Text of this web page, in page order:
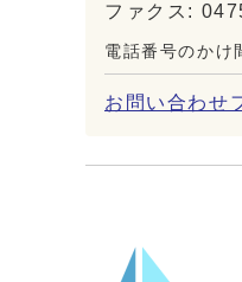
ファクス:
電話番号のかけ
お問い合わせ